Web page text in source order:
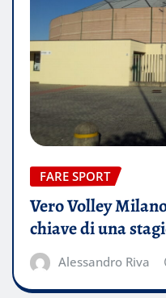
FARE SPORT
Vero Volley
chiave di una
Alessandro Riva